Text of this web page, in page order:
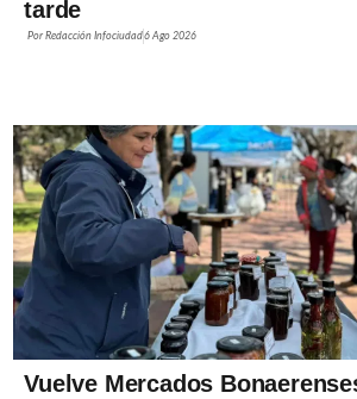
tarde
PorRedacción Infociudad6 Ago 2026
Vuelve Mercados